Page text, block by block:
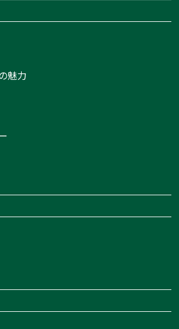
魅力